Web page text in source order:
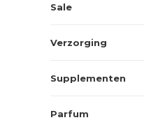
Sale
Verzorging
Supplementen
Parfum